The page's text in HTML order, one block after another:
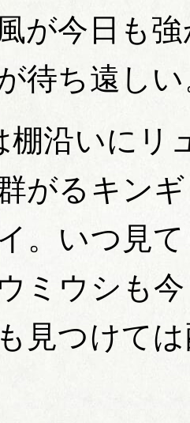
が今日も
待ち遠し
棚沿いにリ
がるキン
。いつ見
ミウシも
見つけて